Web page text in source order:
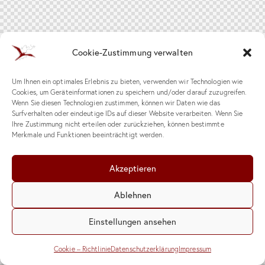
Cookie-Zustimmung verwalten
Um Ihnen ein optimales Erlebnis zu bieten, verwenden wir Technologien wie
Cookies, um Geräteinformationen zu speichern und/oder darauf zuzugreifen.
Wenn Sie diesen Technologien zustimmen, können wir Daten wie das
Surfverhalten oder eindeutige IDs auf dieser Website verarbeiten. Wenn Sie
Ihre Zustimmung nicht erteilen oder zurückziehen, können bestimmte
Merkmale und Funktionen beeinträchtigt werden.
Akzeptieren
Ablehnen
Einstellungen ansehen
Cookie – RichtlinieDatenschutzerklärungImpressum